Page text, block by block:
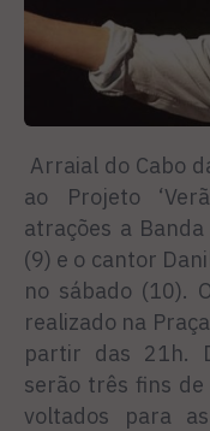
Arraial do Cabo
ao Projeto
atrações a
(9) e o cantor
no sábado (10).
realizado na
partir das 21h.
serão três fins de
voltados para